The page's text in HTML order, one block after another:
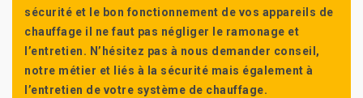
sécurité et le bon fonctionnement de vos appareils de
chauffage il ne faut pas négliger le ramonage et
l’entretien. N’hésitez pas à nous demander conseil,
notre métier et liés à la sécurité mais également à
l’entretien de votre système de chauffage.